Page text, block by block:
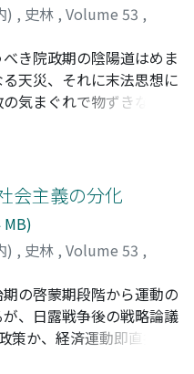
) , 史林 , Volume 53 ,
ムラヤマ, シュウイチ
き院政期の陰陽道はめま
天災、それに末法思想に
気まぐれで物ずきな奢侈
俗信化の度を加えつつ社
多い中で、陰陽道的ムー
の名士が相ついであらわ
干のすぐれた人材は出た
著作も新たに専門家や一
がまた様々の論議の種と
の陰陽寮は衰退の一途を
達はより広く一般社会を
出さざるをえなくなった
会主義の分化
) , 史林 , Volume 53 ,
カ, マサト
の啓蒙期段階から運動の
、日露戦争後の戦略論議
か、経済運動即直接行
れた。しかし大正期の